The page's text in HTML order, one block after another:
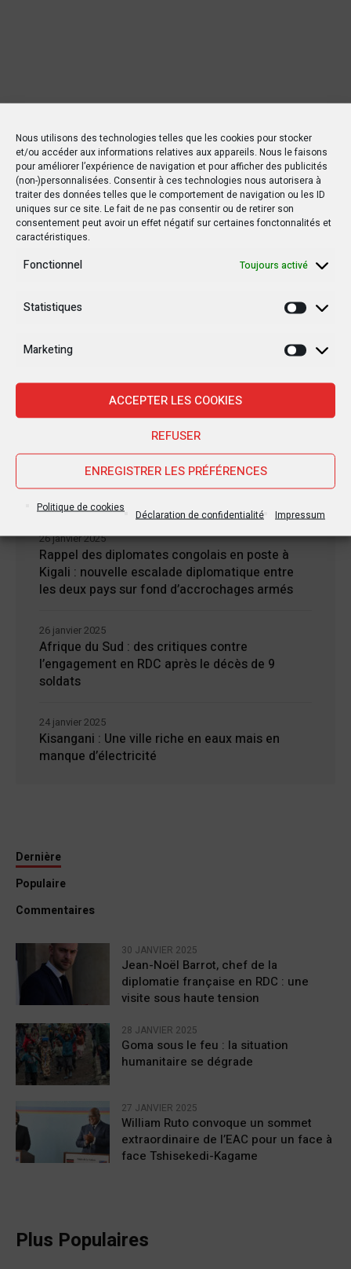
Nous utilisons des technologies telles que les cookies pour stocker
et/ou accéder aux informations relatives aux appareils. Nous le faisons
pour améliorer l’expérience de navigation et pour afficher des publicités
(non-)personnalisées. Consentir à ces technologies nous autorisera à
traiter des données telles que le comportement de navigation ou les ID
uniques sur ce site. Le fait de ne pas consentir ou de retirer son
consentement peut avoir un effet négatif sur certaines fonctonnalités et
caractéristiques.
Fonctionnel Toujours activé
Statistiques
Marketing
ACCEPTER LES COOKIES
REFUSER
ENREGISTRER LES PRÉFÉRENCES
Politique de cookies
Déclaration de confidentialité Impressum
Nouvelles Récentes
française en RDC : une visite sous haute
Goma sous le feu : la situation humanitaire se
William Ruto convoque un sommet
extraordinaire de l’EAC pour un face à face
Tshisekedi-Kagame
Rappel des diplomates congolais en poste à
Kigali : nouvelle escalade diplomatique entre
les deux pays sur fond d’accrochages armés
26 janvier 2025
Afrique du Sud : des critiques contre
l’engagement en RDC après le décès de 9
soldats
26 janvier 2025
Kisangani : Une ville riche en eaux mais en
manque d’électricité
24 janvier 2025
Dernière
Populaire
Commentaires
30 JANVIER 2025
Jean-Noël Barrot, chef de la
diplomatie française en RDC : une
visite sous haute tension
28 JANVIER 2025
Goma sous le feu : la situation
humanitaire se dégrade
27 JANVIER 2025
William Ruto convoque un sommet
extraordinaire de l’EAC pour un face à
face Tshisekedi-Kagame
Plus Populaires